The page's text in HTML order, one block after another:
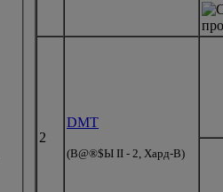
2
DMT
(B@®$Ы II - 2, Хард-В)